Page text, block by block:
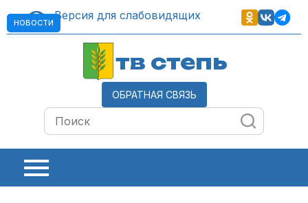
Версия для слабовидящих
тв степь
ОБРАТНАЯ СВЯЗЬ
НОВОСТИ